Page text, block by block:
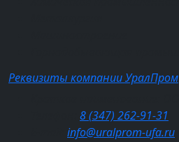
Реквизиты компании УралПром
8 (347) 262‑91‑31
info@uralprom-ufa.ru